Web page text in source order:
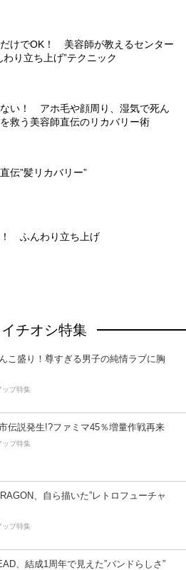
けでOK！ 美容師が教えるセンター
わり立ち上げ”テクニック
い！ アホ毛や顔周り、湿気で死ん
救う美容師直伝のリカバリー術
伝”髪リカバリー”
ふんわり立ち上げ
チオシ特集
こ盛り！尊すぎる男子の純情ラブに胸
ップ特集
伝説発生!?ファミマ45％増量作戦再来
ップ特集
、自ら描いた”レトロフューチャ
ップ特集
、結成1周年で見えた”バンドらしさ”